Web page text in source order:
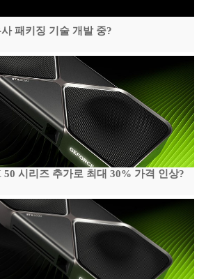
패키징 기술 개발 중?
시리즈 추가로 최대 30% 가격 인상?